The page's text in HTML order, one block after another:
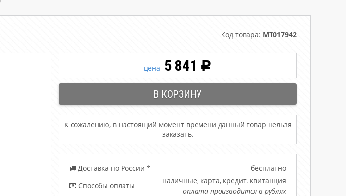
Код товара: MT017942
цена 5 841 Р
К сожалению, в настоящий момент времени данный товар нельзя
заказать.
Доставка по России *
бесплатно
Способы оплаты
наличные, карта, кредит, квитанция
оплата производится в рублях